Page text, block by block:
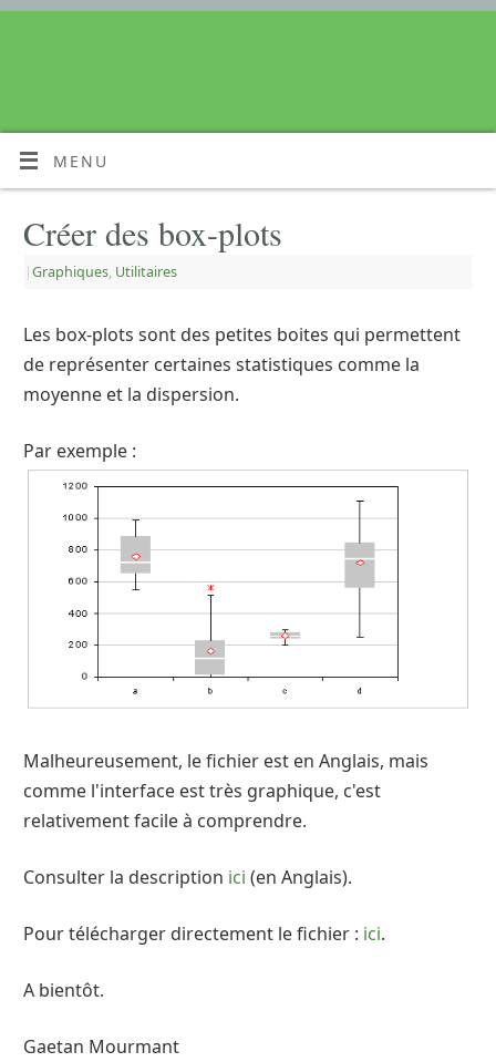
MENU
Créer des box-plots
|Graphiques, Utilitaires
Les box-plots sont des petites boites qui permettent
de représenter certaines statistiques comme la
moyenne et la dispersion.
Par exemple :
Malheureusement, le fichier est en Anglais, mais
comme l'interface est très graphique, c'est
relativement facile à comprendre.
Consulter la description ici (en Anglais).
Pour télécharger directement le fichier : ici.
A bientôt.
Gaetan Mourmant